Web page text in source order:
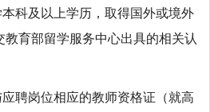
科及以上学历，取得国外或境外
育部留学服务中心出具的相关认
聘岗位相应的教师资格证（就高